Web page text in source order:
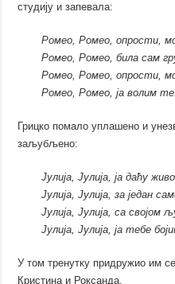
студију и запевала:
Ромео, Ромео, опрости,
Ромео, Ромео, била сам
Ромео, Ромео, опрости,
Ромео, Ромео, ја волим
Грицко помало уплашено и
заљубљено:
Јулија, Јулија, ја даћу
Јулија, Јулија, за један
Јулија, Јулија, са својом
Јулија, Јулија, ја тебе
У том тренутку придружио им
Кристина и Роксанда.